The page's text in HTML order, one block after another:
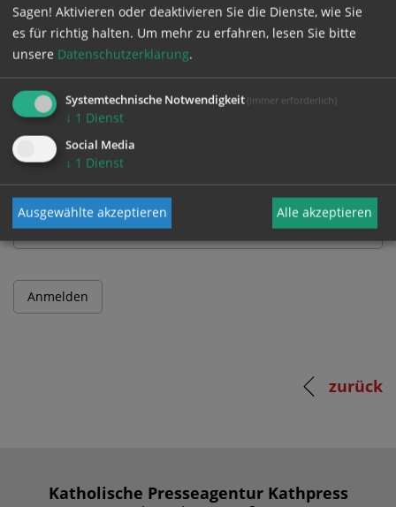
Bitte melden Sie sich mit Ihrem Benutzernamen
Benutzername
Passwort
zurück
Katholische Presseagentur Kathpress
Sagen! Aktivieren oder deaktivieren Sie die Dienste, wie Sie
es für richtig halten. Um mehr zu erfahren, lesen Sie bitte
unsere Datenschutzerklärung.
Systemtechnische Notwendigkeit (immer erforderlich)
↓ 1 Dienst
Social Media
↓ 1 Dienst
Ausgewählte akzeptieren Alle akzeptieren